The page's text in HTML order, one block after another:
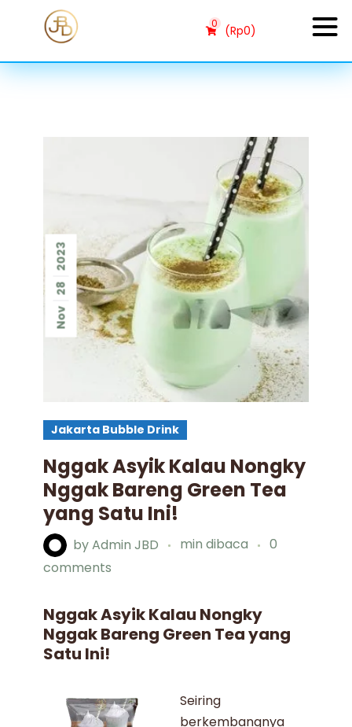
0 (Rp0)
Nov
28
2023
Jakarta Bubble Drink
Nggak Asyik Kalau Nongky
Nggak Bareng Green Tea
yang Satu Ini!
byAdmin JBD min dibaca
0
comments
Nggak Asyik Kalau Nongky
Nggak Bareng Green Tea yang
Satu Ini!
Seiring
berkembangnya